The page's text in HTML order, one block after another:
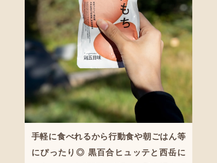
手軽に食べれるから行動食や朝ごはん等
にぴったり◎ 黒百合ヒュッテと西岳に